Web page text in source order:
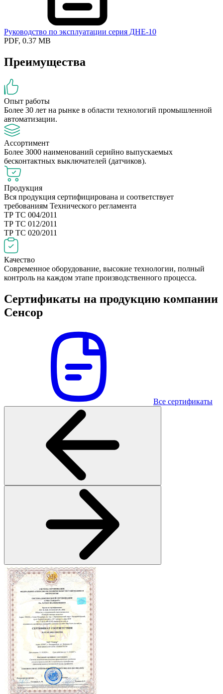
Руководство по эксплуатации серия ДНЕ-10
PDF, 0.37 MB
Преимущества
Опыт работы
Более 30 лет на рынке в области технологий промышленной
автоматизации.
Ассортимент
Более 3000 наименований серийно выпускаемых
бесконтактных выключателей (датчиков).
Продукция
Вся продукция сертифицирована и соответствует
требованиям Технического регламента
ТР ТС 004/2011
ТР ТС 012/2011
ТР ТС 020/2011
Качество
Современное оборудование, высокие технологии, полный
контроль на каждом этапе производственного процесса.
Сертификаты на продукцию компании
Сенсор
Все сертификаты